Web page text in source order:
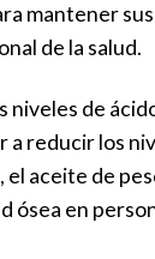
mantener
de la salud.
de
a reducir los
aceite de
en